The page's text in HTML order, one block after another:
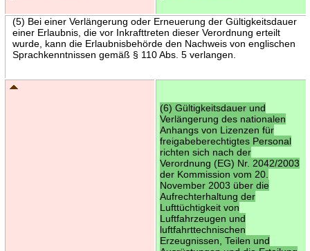
(5) Bei einer Verlängerung oder Erneuerung der Gültigkeitsdauer
einer Erlaubnis, die vor Inkrafttreten dieser Verordnung erteilt
wurde, kann die Erlaubnisbehörde den Nachweis von englischen
Sprachkenntnissen gemäß § 110 Abs. 5 verlangen.
(6) Gültigkeitsdauer und
Verlängerung des nationalen
Anhangs von Lizenzen für
freigabeberechtigtes Personal
richten sich nach der
Verordnung (EG) Nr. 2042/2003
der Kommission vom 20.
November 2003 über die
Aufrechterhaltung der
Lufttüchtigkeit von
Luftfahrzeugen und
luftfahrttechnischen
Erzeugnissen, Teilen und